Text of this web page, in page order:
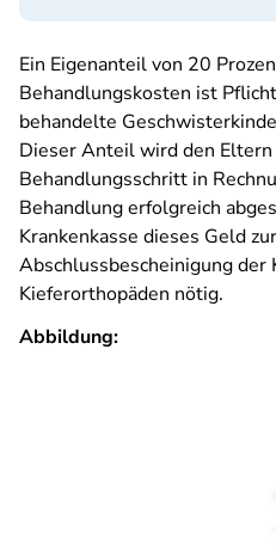
Ein Eigenanteil von 20
Behandlungskosten ist
behandelte
Dieser Anteil wird den Eltern
Behandlungsschritt in
Behandlung erfolgreich
Krankenkasse dieses Geld
Abschlussbescheinigung der
Kieferorthopäden nötig.
Abbildung: